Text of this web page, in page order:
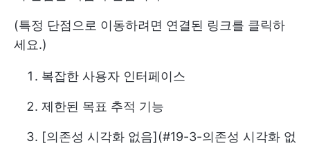
(특정 단점으로 이동하려면 연결된 링크를 클릭하
세요.)
복잡한 사용자 인터페이스
제한된 목표 추적 기능
[의존성 시각화 없음](#19-3-의존성 시각화 없